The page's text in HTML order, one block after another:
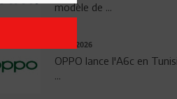
modèle de ...
04.08.2026
OPPO lance l'A6c en
...